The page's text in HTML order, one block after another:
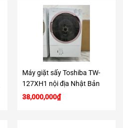
Máy giặt sấy Toshiba TW-
127XH1 nội địa Nhật Bản
38,000,000₫